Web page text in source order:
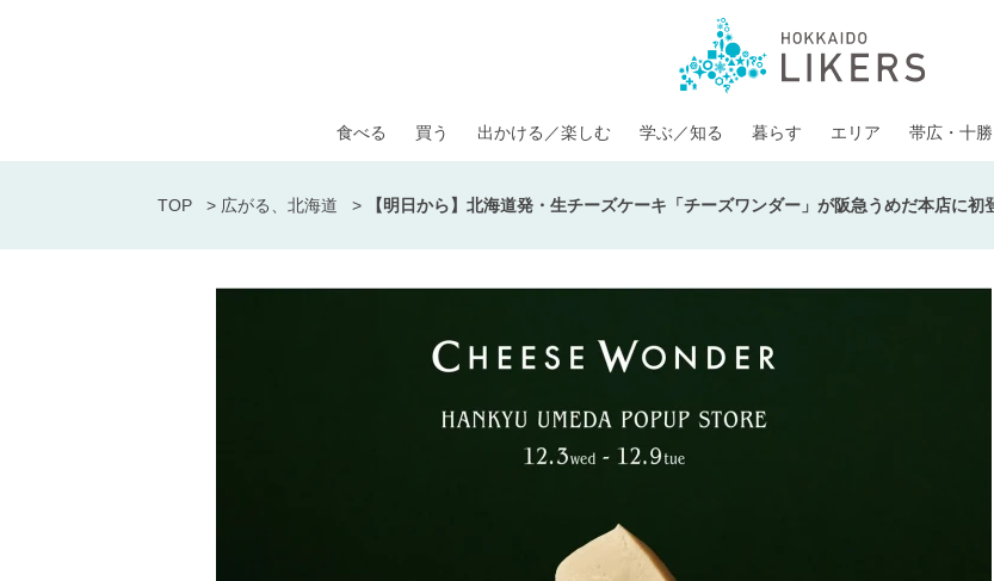
食べる 買う 出かける／楽しむ 学ぶ／知る 暮らす エリア 帯広・十勝
TOP > 広がる、北海道 > 【明日から】北海道発・生チーズケーキ「チーズワンダー」が阪急うめだ本店に初